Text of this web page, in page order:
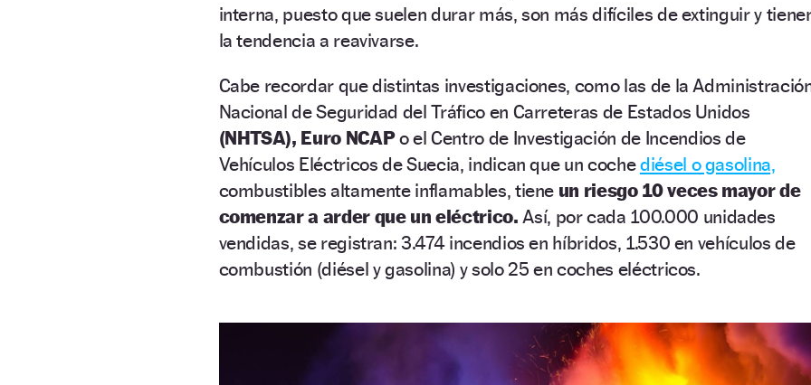
interna, puesto que suelen durar más, son más difíciles de extinguir y
la tendencia a reavivarse.
Cabe recordar que distintas investigaciones, como las de la
Nacional de Seguridad del Tráfico en Carreteras de Estados Unidos
(NHTSA), Euro NCAPo el Centro de Investigación de Incendios de
Vehículos Eléctricos de Suecia, indican que un cochediésel o gasolina,
combustibles altamente inflamables, tiene un riesgo 10 veces mayor de
comenzar a arder que un eléctrico. Así, por cada 100.000 unidades
vendidas, se registran: 3.474 incendios en híbridos, 1.530 en vehículos de
combustión (diésel y gasolina) y solo 25 en coches eléctricos.